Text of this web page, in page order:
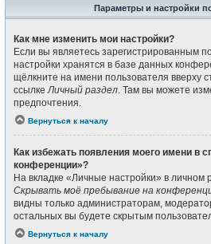
Параметры и настройки
Как мне изменить мои настройки?
Если вы являетесь зарегистрированным
настройки хранятся в базе данных
щёлкните на имени пользователя вверху
ссылкеЛичный раздел. Там вы можете
предпочтения.
Вернуться к началу
Как избежать появления моего имени в
конференции»?
На вкладке «Личные настройки» в
Скрывать моё пребывание на
видны только администраторам,
остальных вы будете скрытым
Вернуться к началу